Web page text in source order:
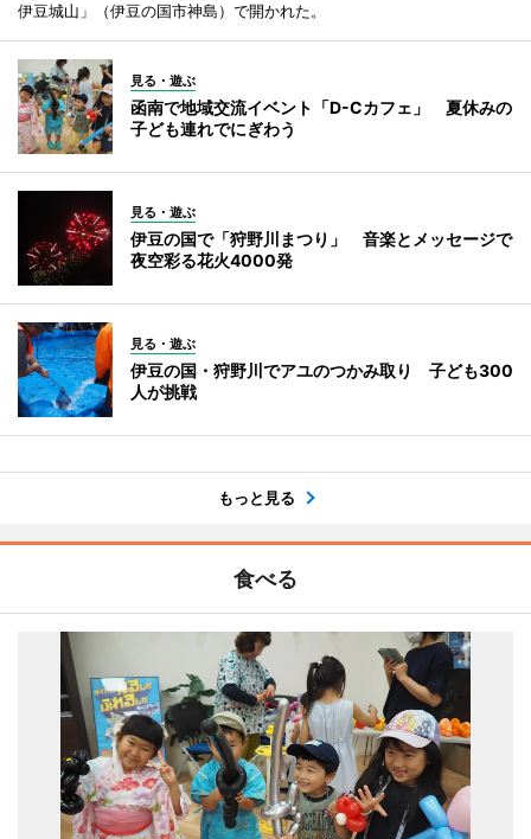
伊豆城山」（伊豆の国市神島）で開かれた。
見る・遊ぶ
函南で地域交流イベント「D-Cカフェ」 夏休みの
子ども連れでにぎわう
見る・遊ぶ
伊豆の国で「狩野川まつり」 音楽とメッセージで
夜空彩る花火4000発
見る・遊ぶ
伊豆の国・狩野川でアユのつかみ取り 子ども300
人が挑戦
もっと見る
食べる